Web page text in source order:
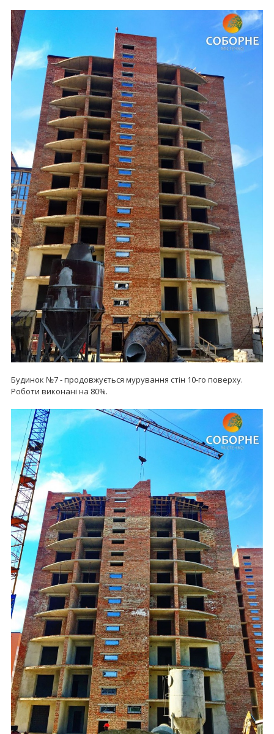
Будинок №7 - продовжується мурування стін 10-го поверху.
Роботи виконані на 80%.